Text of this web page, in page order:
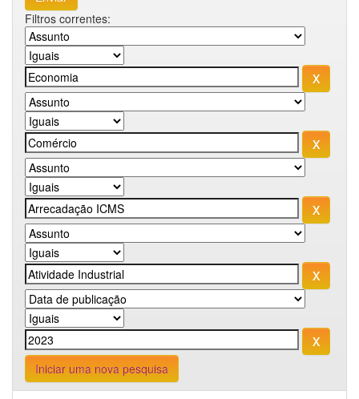
Filtros correntes:
Iniciar uma nova pesquisa